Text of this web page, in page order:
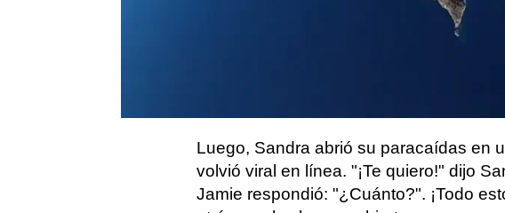
dando la vuelta al
Leibert, de 38 años,
Luego, Sandra abrió su paracaídas en
volvió viral en línea. "¡Te quiero!" dijo
Jamie respondió: "¿Cuánto?". ¡Todo